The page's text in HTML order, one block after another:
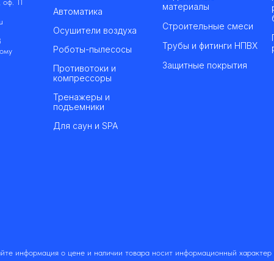
11
Автоматика
Осушители воздуха
Роботы-пылесосы
Противотоки и
компрессоры
Тренажеры и
подъемники
Для саун и SPA
материалы
Строительные смеси
Трубы и фитинги НПВХ
Защитные покрытия
информация о цене и наличии товара носит информационный